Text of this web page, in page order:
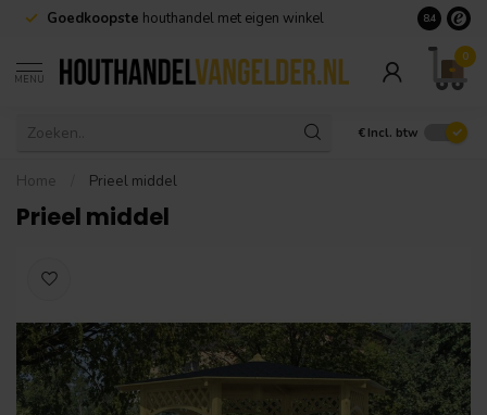
Goedkoopste houthandel met eigen winkel Geen
8.4
MENU
0
€ Incl. btw
Home Prieel middel
Prieel middel